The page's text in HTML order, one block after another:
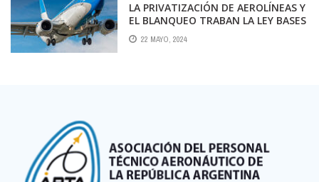
LA PRIVATIZACIÓN DE AEROLÍNEAS Y
EL BLANQUEO TRABAN LA LEY BASES
22 MAYO, 2024